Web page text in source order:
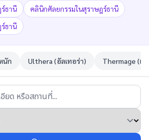
ธานี
คลินิกศัลยกรรมในสุราษฎร์ธานี
ธานี
นัก Ulthera (อัลเทอร่า) Thermage (เท